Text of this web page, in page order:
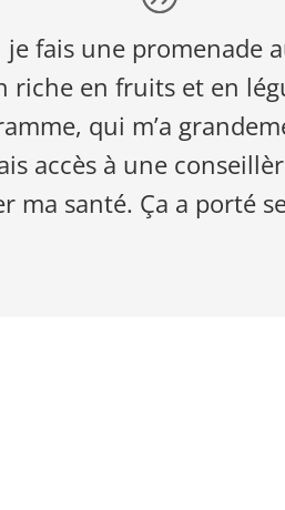
fais une promenade
en fruits et en
qui m’a
accès à une
ma santé. Ça a porté